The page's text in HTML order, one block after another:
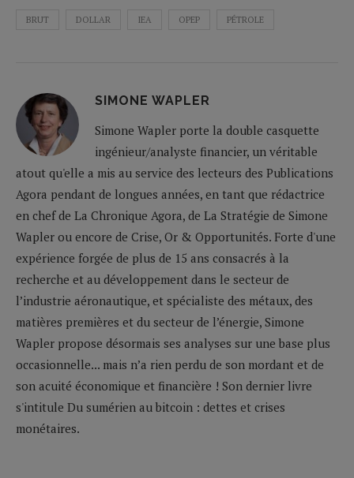
BRUT DOLLAR IEA OPEP PÉTROLE
SIMONE WAPLER
Simone Wapler porte la double casquette
ingénieur/analyste financier, un véritable
atout qu'elle a mis au service des lecteurs des Publications
Agora pendant de longues années, en tant que rédactrice
en chef de La Chronique Agora, de La Stratégie de Simone
Wapler ou encore de Crise, Or & Opportunités. Forte d'une
expérience forgée de plus de 15 ans consacrés à la
recherche et au développement dans le secteur de
l’industrie aéronautique, et spécialiste des métaux, des
matières premières et du secteur de l’énergie, Simone
Wapler propose désormais ses analyses sur une base plus
occasionnelle... mais n’a rien perdu de son mordant et de
son acuité économique et financière ! Son dernier livre
s'intitule Du sumérien au bitcoin : dettes et crises
monétaires.